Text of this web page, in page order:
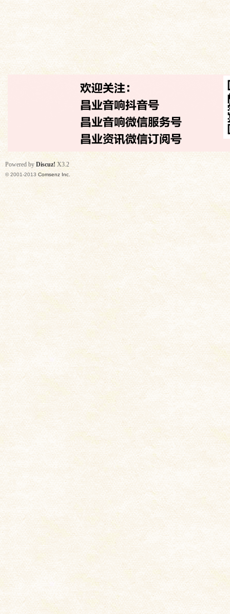
Powered by Discuz! X3.2
© 2001-2013 Comsenz Inc.